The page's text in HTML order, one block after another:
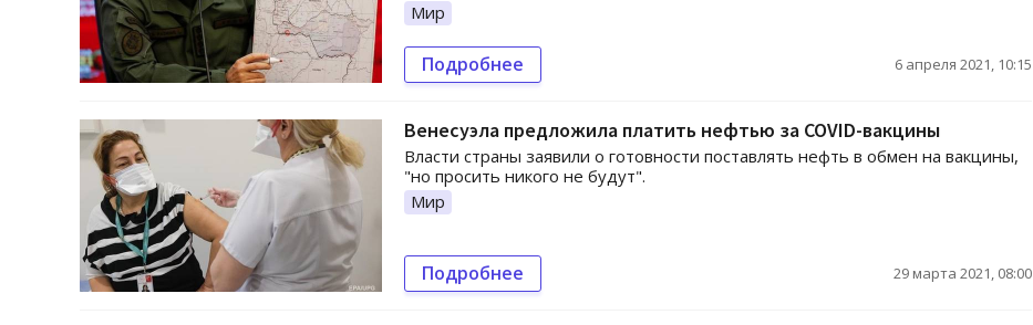
Мир
Подробнее 6 апреля 2021, 10:15
Венесуэла предложила платить нефтью за COVID-вакцины
Власти страны заявили о готовности поставлять нефть в обмен на вакцины,
"но просить никого не будут".
Мир
Подробнее 29 марта 2021, 08:00